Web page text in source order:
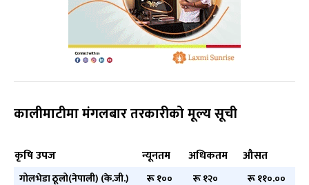
कालीमाटीमा मंगलबार तरकारीको मूल्य सूची
कृषि उपज न्यूनतम अधिकतम औसत
गोलभेडा ठूलो(नेपाली) (के.जी.) रू १०० रू १२० रू ११०.००